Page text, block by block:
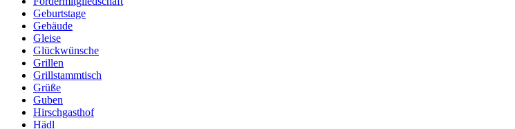
Geburtstage
Gebäude
Gleise
Glückwünsche
Grillen
Grillstammtisch
Grüße
Guben
Hirschgasthof
Hädl